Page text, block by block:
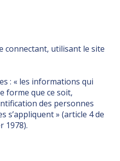
connectant, utilisant le site
: « les informations qui
forme que ce soit,
des personnes
s’appliquent » (article 4 de
1978).